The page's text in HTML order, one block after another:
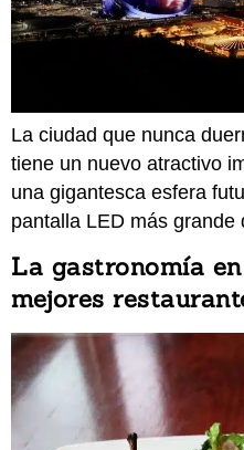
La ciudad que nunca
tiene un nuevo atractivo
una gigantesca esfera
pantalla LED más grande
La gastronomía
mejores